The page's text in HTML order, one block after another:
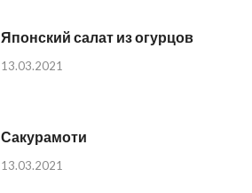
Японский салат из огурцов
13.03.2021
Сакурамоти
13.03.2021